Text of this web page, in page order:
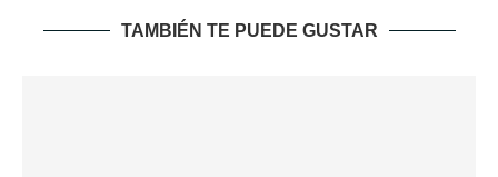
TAMBIÉN TE PUEDE GUSTAR